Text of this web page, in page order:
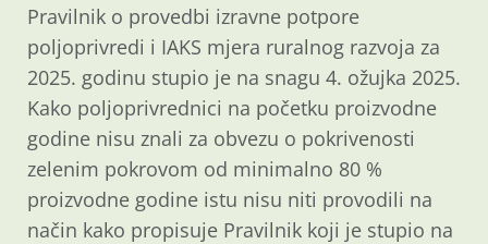
Pravilnik o provedbi izravne potpore
poljoprivredi i IAKS mjera ruralnog razvoja za
2025. godinu stupio je na snagu 4. ožujka 2025.
Kako poljoprivrednici na početku proizvodne
godine nisu znali za obvezu o pokrivenosti
zelenim pokrovom od minimalno 80 %
proizvodne godine istu nisu niti provodili na
način kako propisuje Pravilnik koji je stupio na